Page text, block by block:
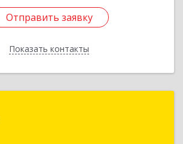
Отправить заявку
Показать контакты
Отправить заявку
Назад
обл, г.о. Реутов, Реутов г,